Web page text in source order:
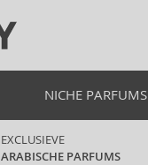
NICHE PARFUMS
EXCLUSIEVE
ARABISCHE PARFUMS